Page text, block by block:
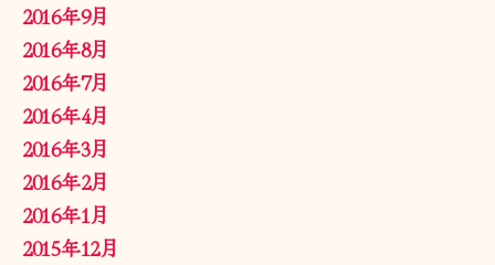
2016年9月
2016年8月
2016年7月
2016年4月
2016年3月
2016年2月
2016年1月
2015年12月